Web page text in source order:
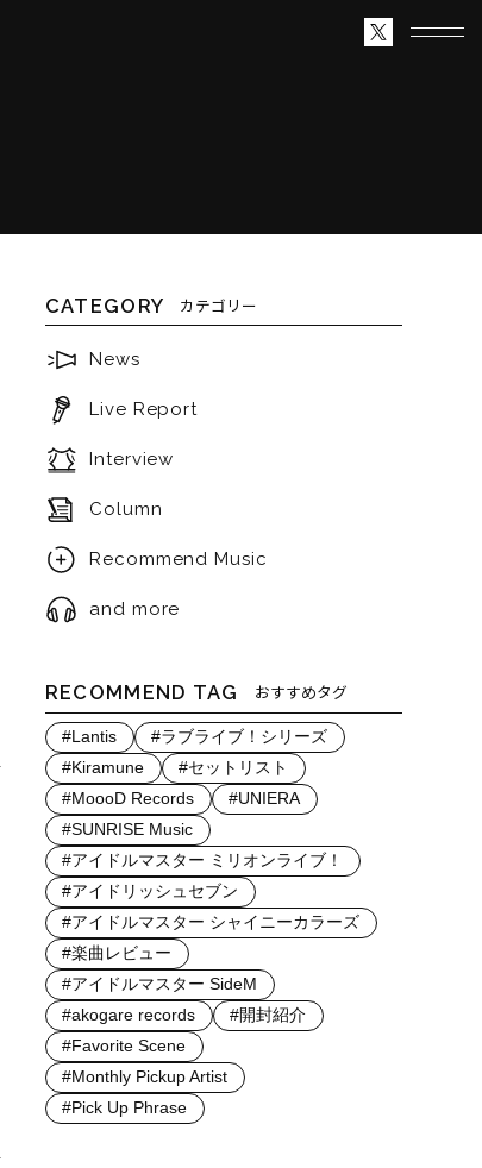
CATEGORY カテゴリー
News
Live Report
Interview
Column
Recommend Music
and more
RECOMMEND TAG おすすめタグ
#Lantis
#ラブライブ！シリーズ
#Kiramune
#セットリスト
#MoooD Records
#UNIERA
#SUNRISE Music
#アイドルマスター ミリオンライブ！
#アイドリッシュセブン
#アイドルマスター シャイニーカラーズ
#楽曲レビュー
#アイドルマスター SideM
#akogare records
#開封紹介
#Favorite Scene
#Monthly Pickup Artist
#Pick Up Phrase